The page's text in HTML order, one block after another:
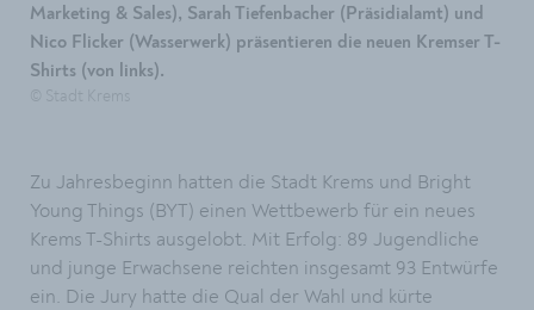
Marketing & Sales), Sarah Tiefenbacher (Präsidialamt) und
Nico Flicker (Wasserwerk) präsentieren die neuen Kremser T-
Shirts (von links).
Zu Jahresbeginn hatten die Stadt Krems und Bright
Young Things (BYT) einen Wettbewerb für ein neues
Krems T-Shirts ausgelobt. Mit Erfolg: 89 Jugendliche
und junge Erwachsene reichten insgesamt 93 Entwürfe
ein. Die Jury hatte die Qual der Wahl und kürte